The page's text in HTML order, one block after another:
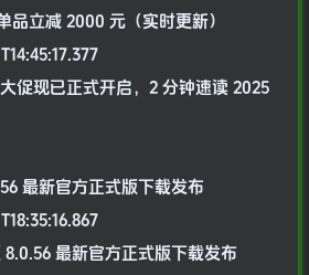
品立减 2000 元（实时更新）
促现已正式开启，2 分钟速读 2025
最新官方正式版下载发布
最新官方正式版下载发布